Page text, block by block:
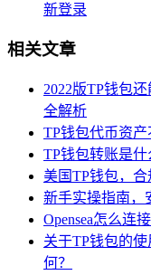
新登录
相关文章
2022版TP钱包
全解析
TP钱包代币资
TP钱包转账是
美国TP钱包，
新手实操指南，
Opensea怎么连
关于TP钱包的
何？